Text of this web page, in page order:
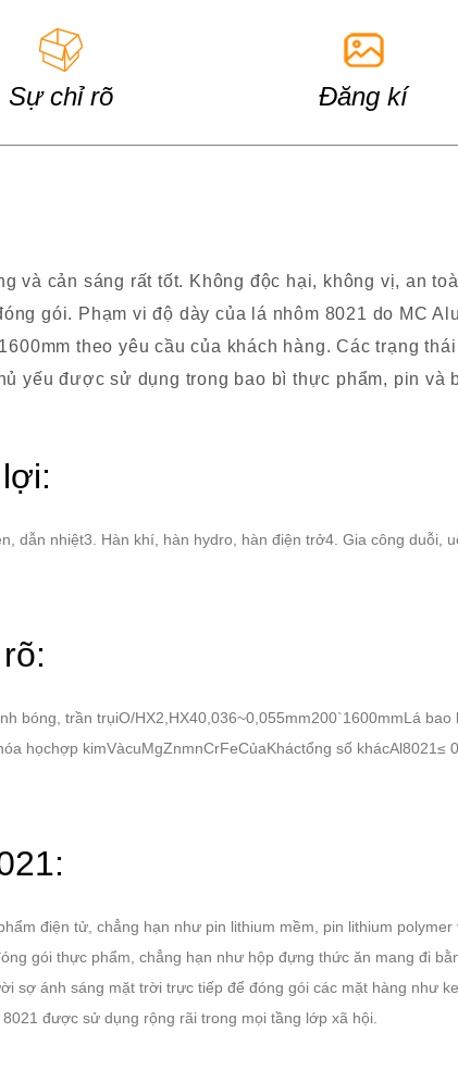
Sự chỉ rõ Đăng kí
và cản sáng rất tốt. Không độc hại, không vị, an
gói. Phạm vi độ dày của lá nhôm 8021 do MC
theo yêu cầu của khách hàng. Các trạng
yếu được sử dụng trong bao bì thực phẩm, pin và
dẫn nhiệt3. Hàn khí, hàn hydro, hàn điện trở4. Gia công duỗi,
bóng, trần trụiO/HX2,HX40,036~0,055mm200`1600mmLá
họchợp kimVàcuMgZnmnCrFeCủaKháctổng số
điện tử, chẳng hạn như pin lithium mềm, pin lithium
gói thực phẩm, chẳng hạn như hộp đựng thức ăn mang đi
sợ ánh sáng mặt trời trực tiếp để đóng gói các mặt hàng như
được sử dụng rộng rãi trong mọi tầng lớp xã hội.